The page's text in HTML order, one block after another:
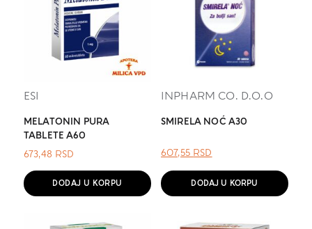
ESI
MELATONIN PURA
TABLETE A60
673,48 RSD
DODAJ U KORPU
INPHARM CO. D.O.O
SMIRELA NOĆ A30
ОРИГИНАЛНА
ЈЕ
БИЛА:
607,55 RSD
ЈЕ:
607,55 RSD.
DODAJ U KORPU